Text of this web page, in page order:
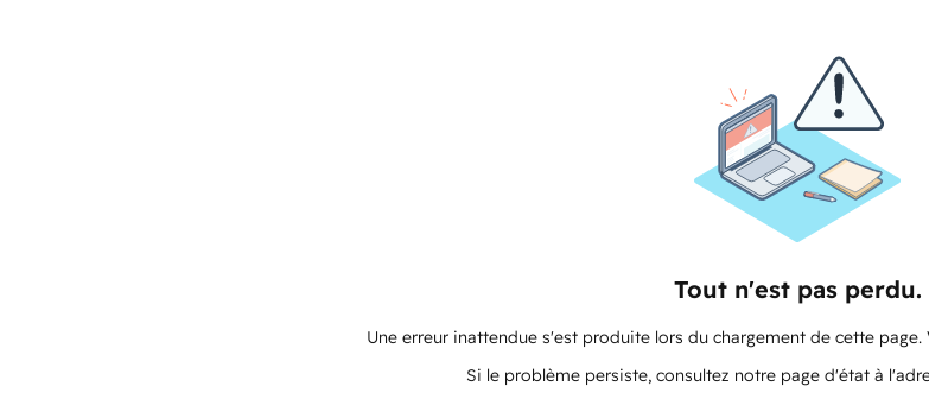
Tout n'est pas perdu.
Une erreur inattendue s'est produite lors du chargement de cette page.
Si le problème persiste, consultez notre page d'état à